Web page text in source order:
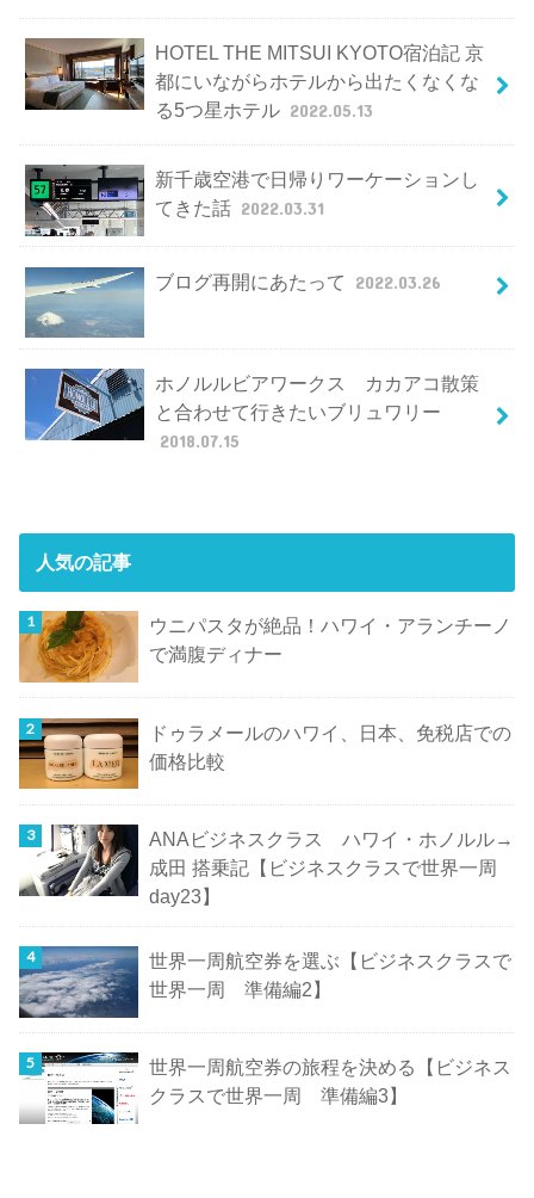
HOTEL THE MITSUI KYOTO宿泊記 京
都にいながらホテルから出たくなくな
る5つ星ホテル 2022.05.13
新千歳空港で日帰りワーケーションし
てきた話 2022.03.31
ブログ再開にあたって 2022.03.26
ホノルルビアワークス カカアコ散策
と合わせて行きたいブリュワリー
2018.07.15
人気の記事
ウニパスタが絶品！ハワイ・アランチーノ
で満腹ディナー
ドゥラメールのハワイ、日本、免税店での
価格比較
ANAビジネスクラス ハワイ・ホノルル→
成田 搭乗記【ビジネスクラスで世界一周
day23】
世界一周航空券を選ぶ【ビジネスクラスで
世界一周 準備編2】
世界一周航空券の旅程を決める【ビジネス
クラスで世界一周 準備編3】